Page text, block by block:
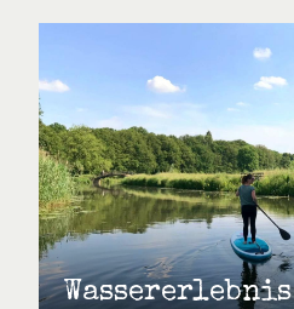
Wassererlebnis